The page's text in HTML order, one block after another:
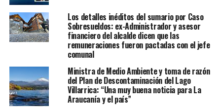
Los detalles inéditos del sumario por Caso
Sobresueldos: ex-Administrador y asesor
financiero del alcalde dicen que las
remuneraciones fueron pactadas con el jefe
comunal
Ministra de Medio Ambiente y toma de razón
del Plan de Descontaminación del Lago
Villarrica: “Una muy buena noticia para La
Araucanía y el país”